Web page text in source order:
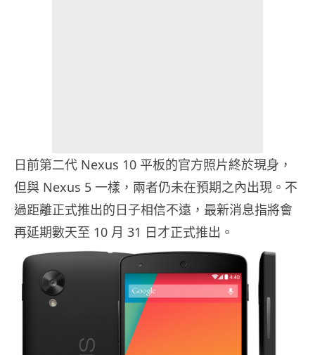
日前第二代 Nexus 10 平板的官方照片終於現身，
但與 Nexus 5 一樣，兩者仍未在預期之內出現。不
過距離正式推出的日子相信不遠，最新消息指將會
再延期數天至 10 月 31 日才正式推出。